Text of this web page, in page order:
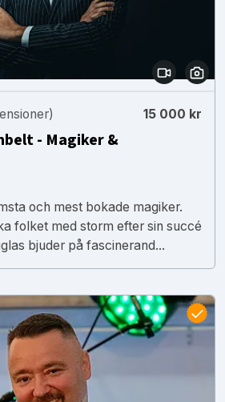
15 000 kr
- Magiker &
och mest bokade magiker.
folket med storm efter sin succé
bjuder på fascinerand...